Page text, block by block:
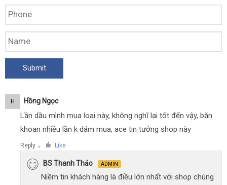
H Hồng Ngọc
Lần dầu mình mua loai này, không nghĩ lại tốt đến vậy, băn
khoan nhiều lần k dám mua, ace tin tưởng shop này
Reply ● Like
BS Thanh Thảo ADMIN
Niềm tin khách hàng là điều lớn nhất với shop chúng